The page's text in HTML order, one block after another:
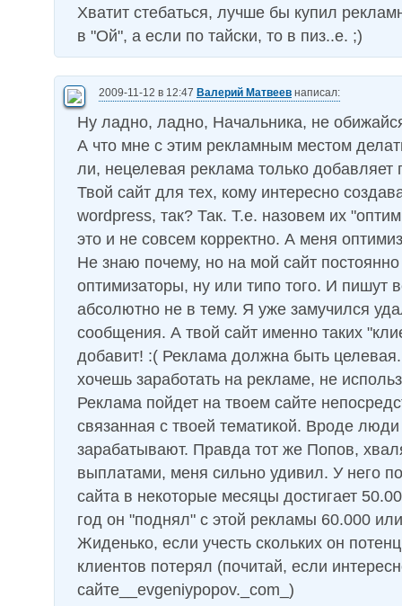
Хватит стебаться, лучше бы купил
в "Ой", а если по тайски, то в пиз..е. ;)
2009-11-12 в 12:47 Валерий Матвеев написал:
Ну ладно, ладно, Начальника, не
А что мне с этим рекламным местом
ли, нецелевая реклама только добавляет
Твой сайт для тех, кому интересно
wordpress, так? Так. Т.е. назовем их
это и не совсем корректно. А меня
Не знаю почему, но на мой сайт
оптимизаторы, ну или типо того. И пишут
абсолютно не в тему. Я уже замучился
сообщения. А твой сайт именно таких
добавит! :( Реклама должна быть
хочешь заработать на рекламе, не
Реклама пойдет на твоем сайте
связанная с твоей тематикой. Вроде
зарабатывают. Правда тот же Попов,
выплатами, меня сильно удивил. У него
сайта в некоторые месяцы достигает
год он "поднял" с этой рекламы 60.000
Жиденько, если учесть скольких он
клиентов потерял (почитай, если
сайте__evgeniypopov._com_)